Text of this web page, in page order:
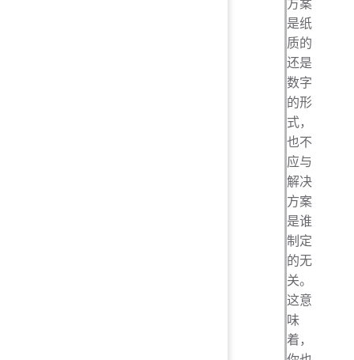
是纸
质的
还是
数字
的形
式，
也不
应与
解决
方案
是谁
制定
的无
关。
这意
味
着，